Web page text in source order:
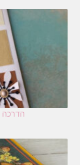
הדרכה